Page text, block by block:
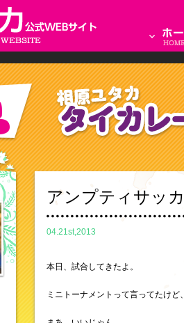
アンプティサッ
04.21st,2013
本日、試合してきたよ。
ミニトーナメントって言ってたけ